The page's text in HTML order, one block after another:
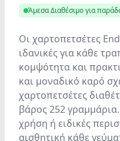
Άμεσα Διαθέσιμο για
Οι χαρτοπετσέτες
ιδανικές για κάθε
κομψότητα και
και μοναδικό καρό
χαρτοπετσέτες
βάρος 252 γραμμάρια.
χρήση ή ειδικές
αισθητική κάθε